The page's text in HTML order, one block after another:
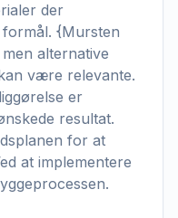
der
{Mursten
alternative
være relevante.
er
resultat.
for at
at implementere